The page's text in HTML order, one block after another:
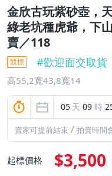
金欣古玩紫砂壺，
綠老坑種虎爺，下
賣／118
競標 #歡迎面交取貨
高55,2寬43,8寬14
05 天 09 時
賣家可提前結束 / 拍賣時間
起標價格 $3,500